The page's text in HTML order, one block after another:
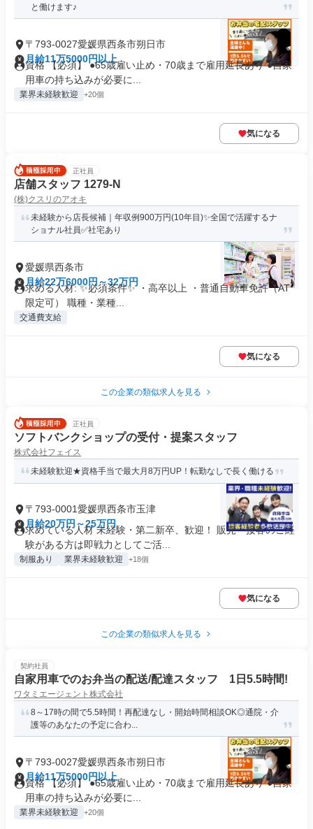
と働けます♪
〒793-0027愛媛県西条市朔日市
月給11万5000円以上
資格 【必須】 ●65歳雇い止め・70歳まで雇用延長あり ●自家
用車の持ち込みが必要に...
業界未経験歓迎 +20個
気になる
正社員
店舗スタッフ 1279-N
(株)クスリのアオキ
未経験から店長候補｜年収例900万円(10年目)✨全国で活躍するナ
ショナル社員✅社宅あり
愛媛県西条市
月給22万6000円～32万円
求める人材: ✨必須条件✨ ・高卒以上 ・普通自動車免許（AT
限定可） 職種・業種...
交通費支給
気になる
この企業の類似求人を見る
正社員
ソフトバンクショップの受付・提案スタッフ
株式会社フェイス
未経験歓迎★資格手当で最大月8万円UP！転勤なしで長く働ける
〒793-0001愛媛県西条市玉津
月給20万円～25万円
求めている人材 未経験・第二新卒、歓迎！ 販売・接客のご経
験がある方は即戦力としてご活...
制服あり 業界未経験歓迎 +18個
気になる
この企業の類似求人を見る
契約社員
自家用車でのお弁当の配送/配達スタッフ 1日5.5時間!
ワタミエージェント株式会社
8～17時の間で5.5時間！再配達なし・開始時間相談OK◎通院・介
護等のあなたの予定に合わ...
〒793-0027愛媛県西条市朔日市
月給11万5000円以上
資格 【必須】 ●65歳雇い止め・70歳まで雇用延長あり ●自家
用車の持ち込みが必要に...
業界未経験歓迎 +20個